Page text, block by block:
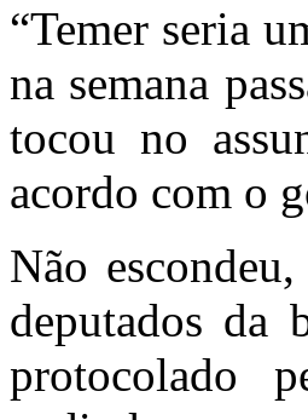
“Temer seria
na semana
tocou no
acordo com o
Não
deputados da
protocolado